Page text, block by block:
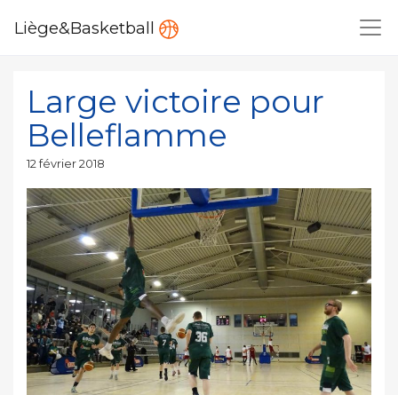
Liège&Basketball
Large victoire pour
Belleflamme
Publié
12 février 2018